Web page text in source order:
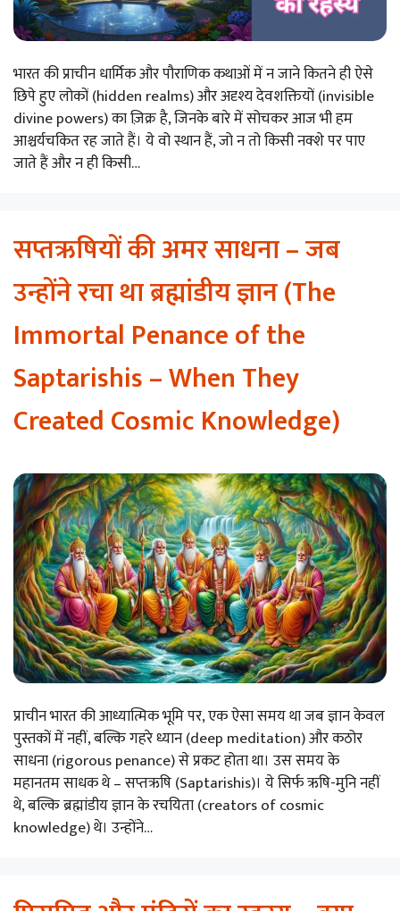
भारत की प्राचीन धार्मिक और पौराणिक कथाओं में न जाने कितने ही ऐसे
छिपे हुए लोकों (hidden realms) और अदृश्य देवशक्तियों (invisible
divine powers) का ज़िक्र है, जिनके बारे में सोचकर आज भी हम
आश्चर्यचकित रह जाते हैं। ये वो स्थान हैं, जो न तो किसी नक्शे पर पाए
जाते हैं और न ही किसी…
सप्तऋषियों की अमर साधना – जब
उन्होंने रचा था ब्रह्मांडीय ज्ञान (The
Immortal Penance of the
Saptarishis – When They
Created Cosmic Knowledge)
प्राचीन भारत की आध्यात्मिक भूमि पर, एक ऐसा समय था जब ज्ञान केवल
पुस्तकों में नहीं, बल्कि गहरे ध्यान (deep meditation) और कठोर
साधना (rigorous penance) से प्रकट होता था। उस समय के
महानतम साधक थे – सप्तऋषि (Saptarishis)। ये सिर्फ ऋषि-मुनि नहीं
थे, बल्कि ब्रह्मांडीय ज्ञान के रचयिता (creators of cosmic
knowledge) थे। उन्होंने…